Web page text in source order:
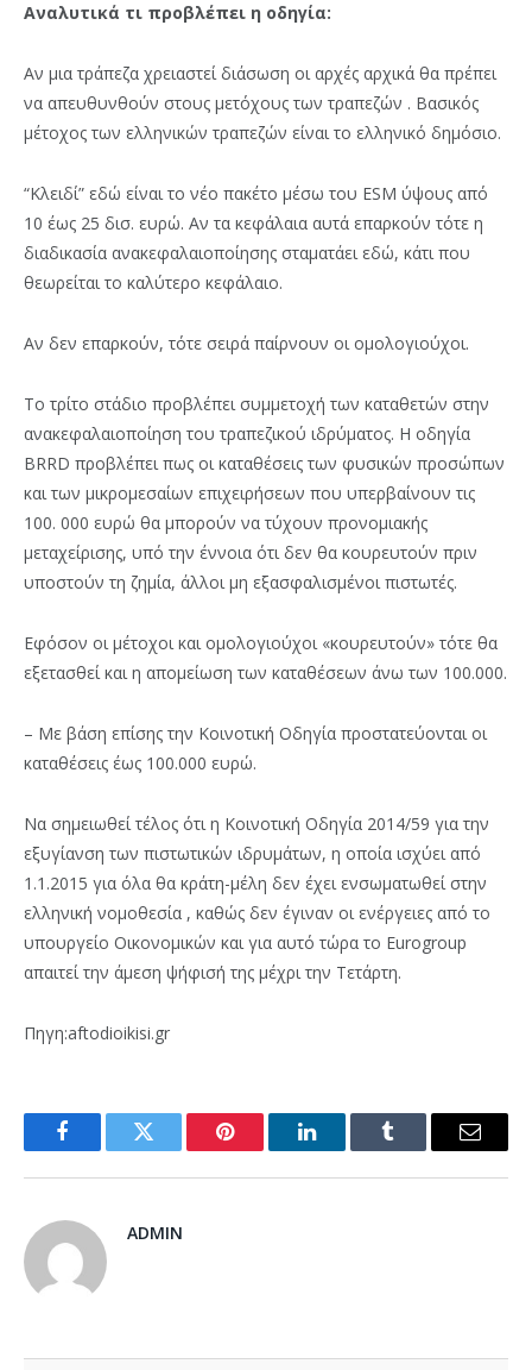
Αναλυτικά τι προβλέπει η οδηγία:
Αν μια τράπεζα χρειαστεί διάσωση οι αρχές αρχικά θα πρέπει
να απευθυνθούν στους μετόχους των τραπεζών . Βασικός
μέτοχος των ελληνικών τραπεζών είναι το ελληνικό δημόσιο.
“Κλειδί” εδώ είναι το νέο πακέτο μέσω του ESM ύψους από
10 έως 25 δισ. ευρώ. Αν τα κεφάλαια αυτά επαρκούν τότε η
διαδικασία ανακεφαλαιοποίησης σταματάει εδώ, κάτι που
θεωρείται το καλύτερο κεφάλαιο.
Αν δεν επαρκούν, τότε σειρά παίρνουν οι ομολογιούχοι.
Το τρίτο στάδιο προβλέπει συμμετοχή των καταθετών στην
ανακεφαλαιοποίηση του τραπεζικού ιδρύματος. Η οδηγία
BRRD προβλέπει πως οι καταθέσεις των φυσικών προσώπων
και των μικρομεσαίων επιχειρήσεων που υπερβαίνουν τις
100. 000 ευρώ θα μπορούν να τύχουν προνομιακής
μεταχείρισης, υπό την έννοια ότι δεν θα κουρευτούν πριν
υποστούν τη ζημία, άλλοι μη εξασφαλισμένοι πιστωτές.
Εφόσον οι μέτοχοι και ομολογιούχοι «κουρευτούν» τότε θα
εξετασθεί και η απομείωση των καταθέσεων άνω των 100.000.
– Με βάση επίσης την Κοινοτική Οδηγία προστατεύονται οι
καταθέσεις έως 100.000 ευρώ.
Να σημειωθεί τέλος ότι η Κοινοτική Οδηγία 2014/59 για την
εξυγίανση των πιστωτικών ιδρυμάτων, η οποία ισχύει από
1.1.2015 για όλα θα κράτη-μέλη δεν έχει ενσωματωθεί στην
ελληνική νομοθεσία , καθώς δεν έγιναν οι ενέργειες από το
υπουργείο Οικονομικών και για αυτό τώρα το Eurogroup
απαιτεί την άμεση ψήφισή της μέχρι την Τετάρτη.
Πηγη:aftodioikisi.gr
FacebookTwitter Pinterest LinkedInTumblr Email
ADMIN